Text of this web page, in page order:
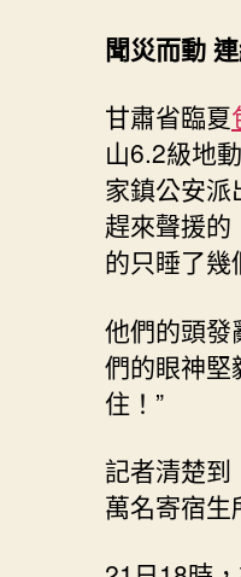
聞災而動
甘肅省臨夏
山6.2級地
家鎮公安
趕來聲援
的只睡了幾
他們的頭發
們的眼神堅
住！”
記者清楚到
萬名寄宿生